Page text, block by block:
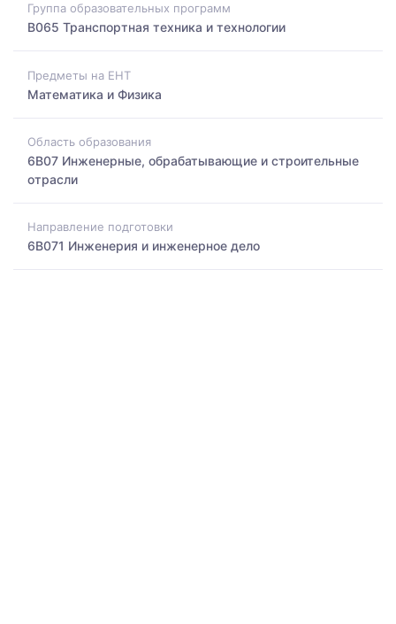
Группа образовательных программ
B065 Транспортная техника и технологии
Предметы на ЕНТ
Математика и Физика
Область образования
6B07 Инженерные, обрабатывающие и строительные
отрасли
Направление подготовки
6B071 Инженерия и инженерное дело